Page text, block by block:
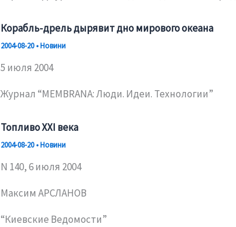
Корабль-дрель дырявит дно мирового океана
2004-08-20•Новини
5 июля 2004
Журнал “MEMBRANA: Люди. Идеи. Технологии”
Топливо ХХI века
2004-08-20•Новини
N 140, 6 июля 2004
Максим АРСЛАНОВ
“Киевские Ведомости”